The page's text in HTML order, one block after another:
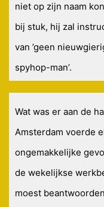
niet op zijn naam
bij stuk, hij zal
van ’geen
spyhop-man’.
Wat was er aan de
Amsterdam voerde
ongemakkelijke
de wekelijkse
moest